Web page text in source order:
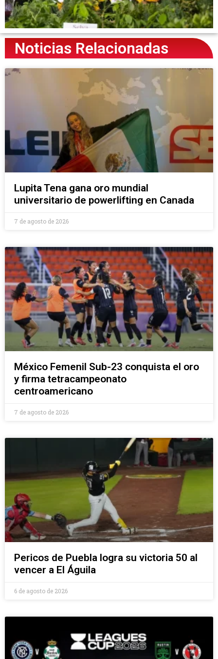
Noticias Relacionadas
Lupita Tena gana oro mundial
universitario de powerlifting en Canada
7 de agosto de 2026
México Femenil Sub-23 conquista el oro
y firma tetracampeonato
centroamericano
7 de agosto de 2026
Pericos de Puebla logra su victoria 50 al
vencer a El Águila
6 de agosto de 2026